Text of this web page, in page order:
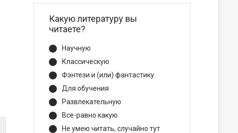
Какую литературу вы
читаете?
Научную
Классическую
Фэнтези и (или) фантастику
Для обучения
Развлекательную
Все-равно какую
Не умею читать, случайно тут